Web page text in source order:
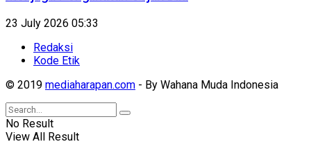
23 July 2026 05:33
Redaksi
Kode Etik
© 2019 mediaharapan.com - By Wahana Muda Indonesia
No Result
View All Result